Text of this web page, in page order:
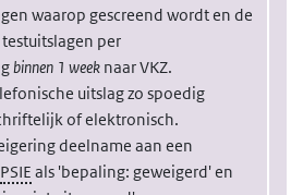
waarop gescreend wordt en de
per
binnen 1 weeknaar VKZ.
uitslag zo spoedig
of elektronisch.
deelname aan een
PSIE als 'bepaling: geweigerd' en